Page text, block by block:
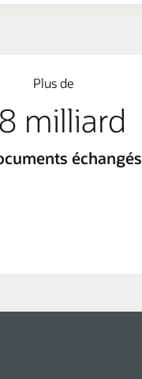
Plus de
milliard
échangés